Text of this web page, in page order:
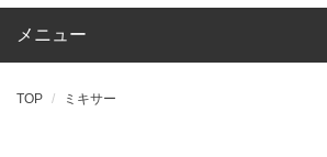
メニュー
TOP ミキサー